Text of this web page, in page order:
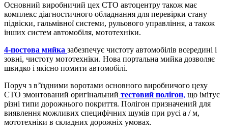
Основний виробничий цех СТО автоцентру також має
комплекс діагностичного обладнання для перевірки стану
підвіски, гальмівної системи, рульового управління, а також
інших систем автомобіля, мототехніки.
4-постова мийка забезпечує чистоту автомобілів всередині і
зовні, чистоту мототехніки. Нова портальна мийка дозволяє
швидко і якісно помити автомобілі.
Поруч з в’їздними воротами основного виробничого цеху
СТО змонтований оригінальний тестовий полігон, що імітує
різні типи дорожнього покриття. Полігон призначений для
виявлення можливих специфічних шумів при русі а / м,
мототехніки в складних дорожніх умовах.